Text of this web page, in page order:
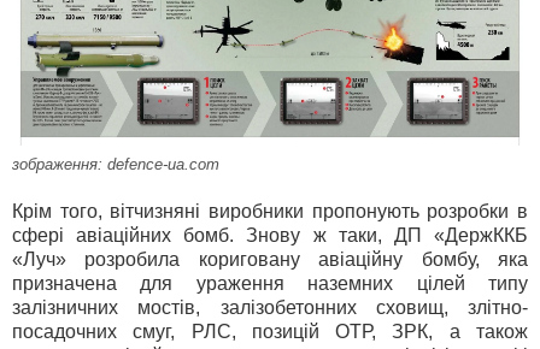
зображення: defence-ua.com
Крім того, вітчизняні виробники пропонують розробки в
сфері авіаційних бомб. Знову ж таки, ДП «ДержККБ
«Луч» розробила кориговану авіаційну бомбу, яка
призначена для ураження наземних цілей типу
залізничних мостів, залізобетонних сховищ, злітно-
посадочних смуг, РЛС, позицій ОТР, ЗРК, а також